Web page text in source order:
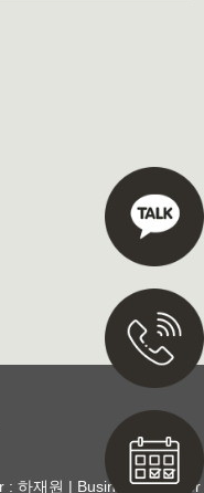
: 하재원 | Business Number